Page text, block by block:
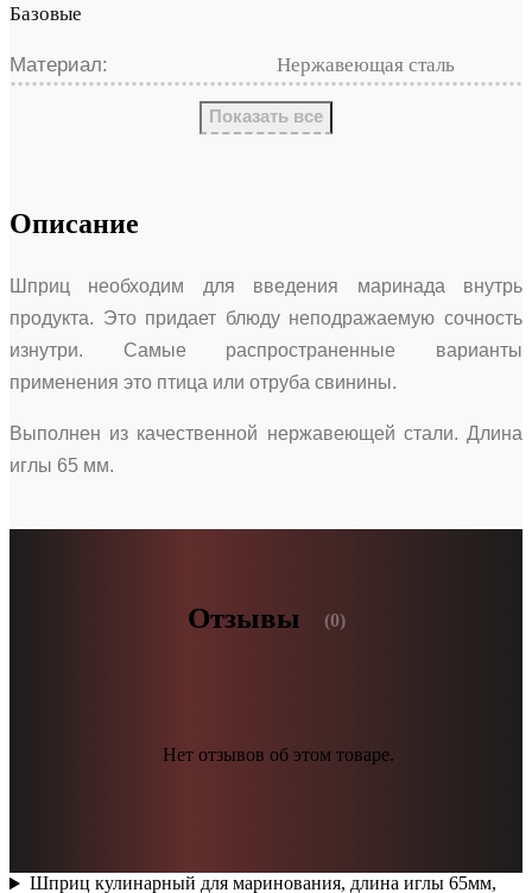
Базовые
Материал: Нержавеющая сталь
Показать все
Описание
Шприц необходим для введения маринада внутрь
продукта. Это придает блюду неподражаемую сочность
изнутри. Самые распространенные варианты
применения это птица или отруба свинины.
Выполнен из качественной нержавеющей стали. Длина
иглы 65 мм.
Отзывы (0)
Нет отзывов об этом товаре.
Шприц кулинарный для маринования, длина иглы 65мм,